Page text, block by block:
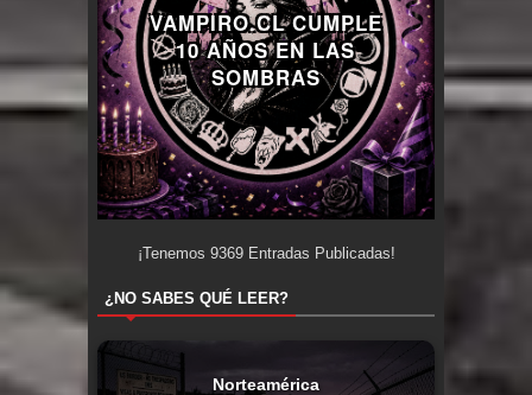
VAMPIRO.CL CUMPLE
10 AÑOS EN LAS
SOMBRAS
¡Tenemos 9369Entradas Publicadas!
¿NO SABES QUÉ LEER?
Norteamérica